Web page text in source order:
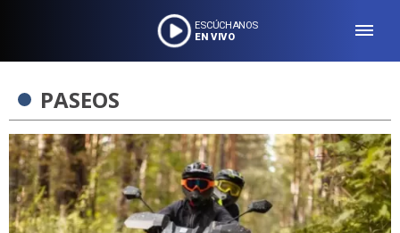
ESCÚCHANOS
EN VIVO
PASEOS